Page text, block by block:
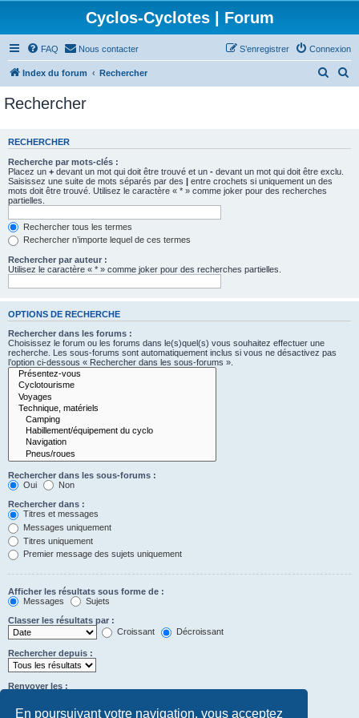
En poursuivant votre navigation, vous acceptez
Cyclos-Cyclotes | Forum
FAQ Nous contacter Connexion
S’enregistrer
Index du forum Rechercher
e
e
r
c
Rechercher
RECHERCHER
Recherche par mots-clés :
Placez un + devant un mot qui doit être trouvé et un - devant un mot qui doit être exclu.
Saisissez une suite de mots séparés par des | entre crochets si uniquement un des
mots doit être trouvé. Utilisez le caractère « * » comme joker pour des recherches
partielles.
Rechercher tous les termes
Rechercher n’importe lequel de ces termes
Rechercher par auteur :
Utilisez le caractère « * » comme joker pour des recherches partielles.
OPTIONS DE RECHERCHE
Rechercher dans les forums :
Choisissez le forum ou les forums dans le(s)quel(s) vous souhaitez effectuer une
recherche. Les sous-forums sont automatiquement inclus si vous ne désactivez pas
l’option ci-dessous « Rechercher dans les sous-forums ».
Rechercher dans les sous-forums :
Oui
Non
Rechercher dans :
Titres et messages
Messages uniquement
Titres uniquement
Premier message des sujets uniquement
Afficher les résultats sous forme de :
Messages
Sujets
Classer les résultats par :
Croissant
Décroissant
Rechercher depuis :
Renvoyer les :